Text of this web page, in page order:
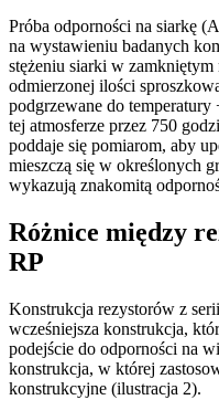
Próba odporności na siarkę
na wystawieniu badanych
stężeniu siarki w
odmierzonej ilości
podgrzewane do
tej atmosferze przez 750
poddaje się pomiarom, aby
mieszczą się w określonych
wykazują znakomitą
Różnice między
RP
Konstrukcja rezystorów z
wcześniejsza konstrukcja,
podejście do odporności na
konstrukcja, w której
konstrukcyjne (ilustracja 2).